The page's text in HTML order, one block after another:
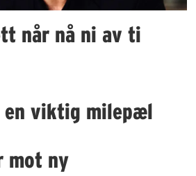
når nå ni av ti
en viktig milepæl
mot ny